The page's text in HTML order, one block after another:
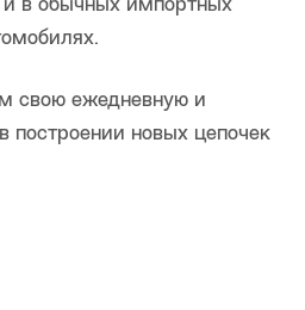
в обычных импортных
свою ежедневную и
построении новых цепочек